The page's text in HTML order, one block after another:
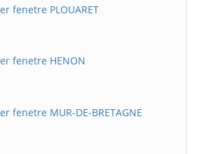
fenetre PLOUARET
fenetre HENON
fenetre MUR-DE-BRETAGNE